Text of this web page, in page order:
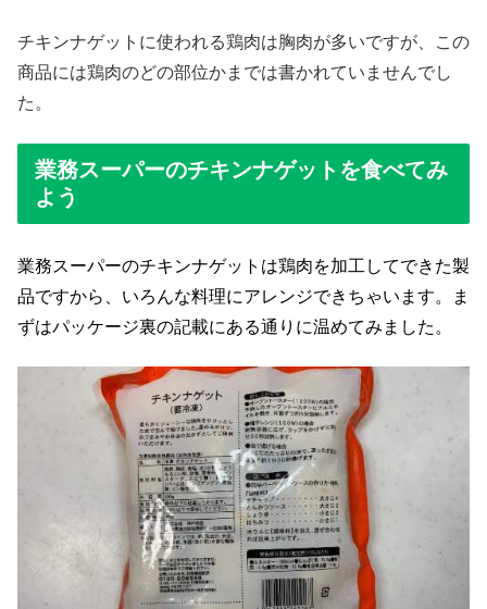
チキンナゲットに使われる鶏肉は胸肉が多いですが、この
商品には鶏肉のどの部位かまでは書かれていませんでし
た。
業務スーパーのチキンナゲットを食べてみ
よう
業務スーパーのチキンナゲットは鶏肉を加工してできた製
品ですから、いろんな料理にアレンジできちゃいます。ま
ずはパッケージ裏の記載にある通りに温めてみました。